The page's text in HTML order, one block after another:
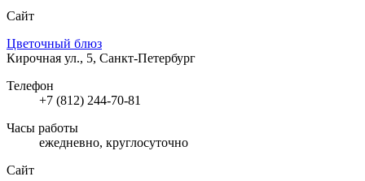
Сайт
Цветочный блюз
Кирочная ул., 5, Санкт-Петербург
Телефон
+7 (812) 244-70-81
Часы работы
ежедневно, круглосуточно
Сайт